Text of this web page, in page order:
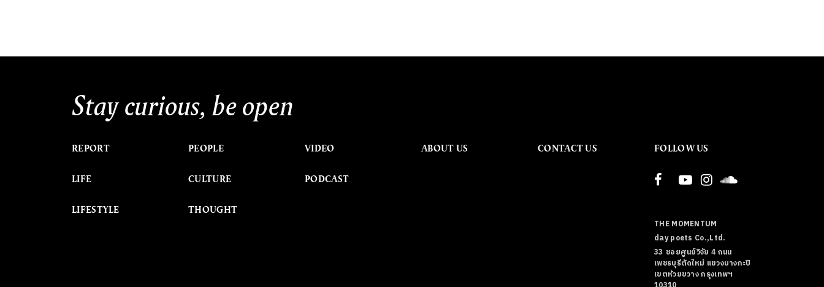
Stay curious, be open
REPORT
LIFE
LIFESTYLE
PEOPLE
CULTURE
THOUGHT
VIDEO
PODCAST
ABOUT US CONTACT US FOLLOW US
THE MOMENTUM
day poets Co.,Ltd.
33 ซอยศูนย์วิจัย 4 ถนน
เพชรบุรีตัดใหม่ แขวงบางกะปิ
เขตห้วยขวาง กรุงเทพฯ